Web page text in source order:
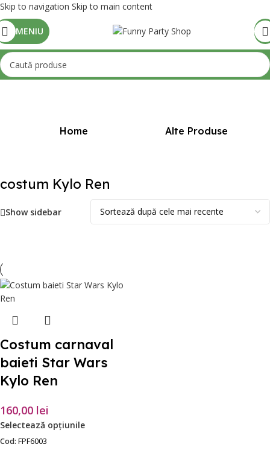
Skip to navigation Skip to main content
MENIU
Prima pagină/Produse etichetate „costum Kylo Ren”
Home Alte Produse
costum Kylo Ren
Show sidebar
Costum carnaval
baieti Star Wars
Kylo Ren
160,00 lei
Selectează opțiunile
Cod: FPF6003